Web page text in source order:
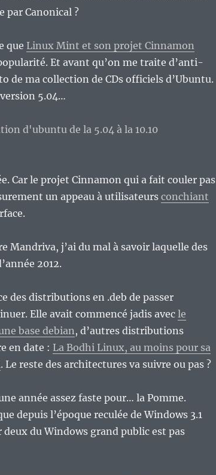
par Canonical ?
que Linux Mint et son projet Cinnamon
Et avant qu’on me traite d’anti-
de ma collection de CDs officiels d’Ubuntu.
5.04…
Car le projet Cinnamon qui a fait couler pas
un appeau à utilisateurs conchiant
Mandriva, j’ai du mal à savoir laquelle des
2012.
des distributions en .deb de passer
Elle avait commencé jadis avec le
base debian, d’autres distributions
en date : La Bodhi Linux, au moins pour sa
. Le reste des architectures va suivre ou pas ?
année assez faste pour… la Pomme.
depuis l’époque reculée de Windows 3.1
du Windows grand public est pas